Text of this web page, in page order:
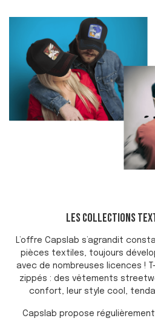
LES COLLECTIONS
L’offre Capslab s’agrandit
pièces textiles, toujours
avec de nombreuses licences !
zippés : des vêtements
confort, leur style cool,
Capslab propose